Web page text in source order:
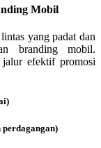
Mobil
yang padat dan
branding mobil.
efektif promosi
perdagangan)